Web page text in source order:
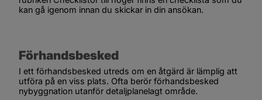
kan gå igenom innan du skickar in din ansökan.
Förhandsbesked
I ett förhandsbesked utreds om en åtgärd är lämplig att
utföra på en viss plats. Ofta berör förhandsbesked
nybyggnation utanför detaljplanelagt område.